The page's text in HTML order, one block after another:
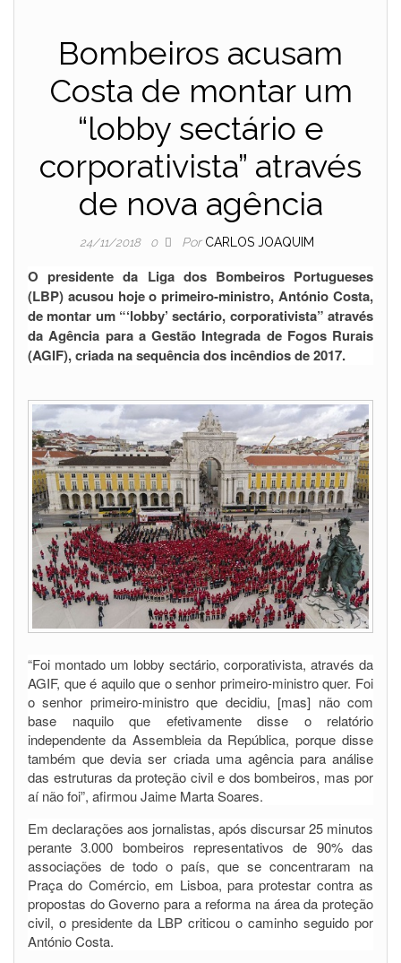
Bombeiros acusam
Costa de montar um
“lobby sectário e
corporativista” através
de nova agência
24/11/2018 0 Por CARLOS JOAQUIM
O presidente da Liga dos Bombeiros Portugueses
(LBP) acusou hoje o primeiro-ministro, António Costa,
de montar um “‘lobby’ sectário, corporativista” através
da Agência para a Gestão Integrada de Fogos Rurais
(AGIF), criada na sequência dos incêndios de 2017.
“Foi montado um lobby sectário, corporativista, através da
AGIF, que é aquilo que o senhor primeiro-ministro quer. Foi
o senhor primeiro-ministro que decidiu, [mas] não com
base naquilo que efetivamente disse o relatório
independente da Assembleia da República, porque disse
também que devia ser criada uma agência para análise
das estruturas da proteção civil e dos bombeiros, mas por
aí não foi”, afirmou Jaime Marta Soares.
Em declarações aos jornalistas, após discursar 25 minutos
perante 3.000 bombeiros representativos de 90% das
associações de todo o país, que se concentraram na
Praça do Comércio, em Lisboa, para protestar contra as
propostas do Governo para a reforma na área da proteção
civil, o presidente da LBP criticou o caminho seguido por
António Costa.